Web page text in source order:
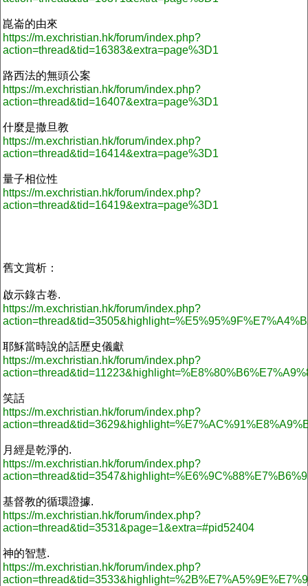
崑崙的由來
https://m.exchristian.hk/forum/index.php?
action=thread&tid=16383&extra=page%3D1
路西法的無頭公案
https://m.exchristian.hk/forum/index.php?
action=thread&tid=16407&extra=page%3D1
什麼是撒旦教
https://m.exchristian.hk/forum/index.php?
action=thread&tid=16414&extra=page%3D1
量子相位性
https://m.exchristian.hk/forum/index.php?
action=thread&tid=16419&extra=page%3D1
舊文賞析：
啟示錄古卷.
https://m.exchristian.hk/forum/index.php?
耶穌當時說的話歷史儀獻
https://m.exchristian.hk/forum/index.php?
笑話
https://m.exchristian.hk/forum/index.php?
月經是乾淨的.
https://m.exchristian.hk/forum/index.php?
基督教的循環證據.
https://m.exchristian.hk/forum/index.php?
action=thread&tid=3531&page=1&extra=#pid52404
神的智慧.
https://m.exchristian.hk/forum/index.php?